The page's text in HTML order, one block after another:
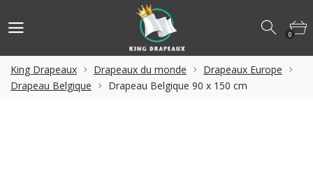
0
King Drapeaux Drapeaux du monde
Drapeaux Europe
Drapeau Belgique
Drapeau Belgique 90 x 150 cm